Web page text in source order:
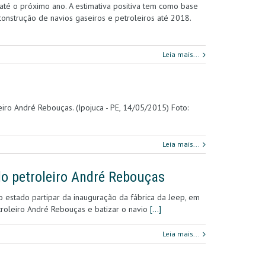
o próximo ano. A estimativa positiva tem como base
de navios gaseiros e petroleiros até 2018.
Leia mais...
André Rebouças. (Ipojuca - PE, 14/05/2015) Foto:
Leia mais...
petroleiro André Rebouças
partipar da inauguração da fábrica da Jeep, em
André Rebouças e batizar o navio […]
Leia mais...